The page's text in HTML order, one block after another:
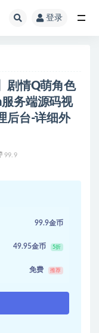
登录
剧情Q萌角色
务端源码视
后台-详细外
99.9
99.9金币
49.95金币 5折
免费 推荐